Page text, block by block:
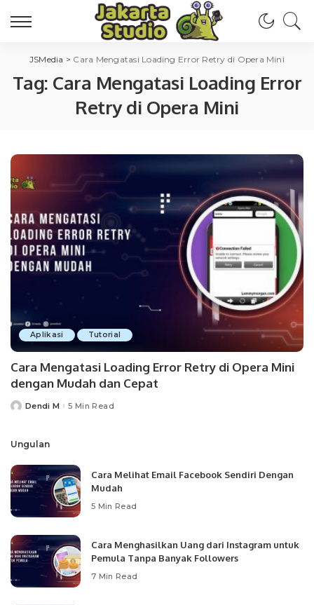
JSMedia > Cara Mengatasi Loading Error Retry di Opera Mini
Tag: Cara Mengatasi Loading Error
Retry di Opera Mini
Aplikasi Tutorial
Cara Mengatasi Loading Error Retry di Opera Mini
dengan Mudah dan Cepat
PostedDendi M 5 Min Read
Ungulan
Cara Melihat Email Facebook Sendiri Dengan
Mudah
5 Min Read
Cara Menghasilkan Uang dari Instagram untuk
Pemula Tanpa Banyak Followers
7 Min Read